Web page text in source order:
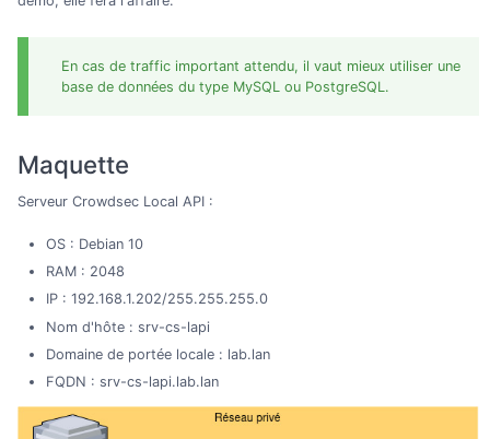
En cas de traffic important attendu, il vaut mieux utiliser une
base de données du type MySQL ou PostgreSQL.
Maquette
Serveur Crowdsec Local API :
OS : Debian 10
RAM : 2048
IP : 192.168.1.202/255.255.255.0
Nom d'hôte : srv-cs-lapi
Domaine de portée locale : lab.lan
FQDN : srv-cs-lapi.lab.lan